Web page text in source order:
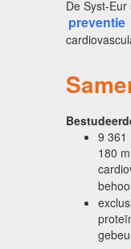
De Syst-
preventie
9 361
180